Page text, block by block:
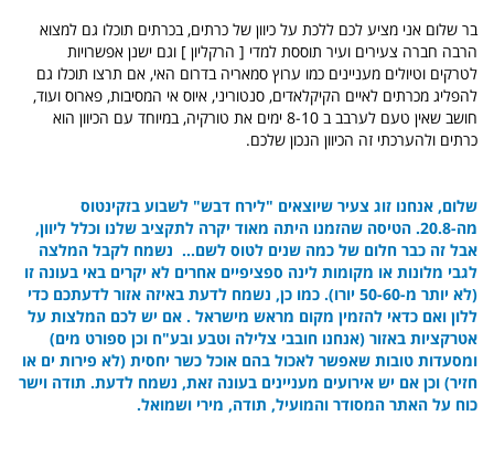
בר שלום אני מציע לכם ללכת על כיוון של כרתים, בכרתים תוכלו גם למצוא
הרבה חברה צעירים ועיר תוססת למדי [ הרקליון ] וגם ישנן אפשרויות
לטרקים וטיולים מעניינים כמו ערוץ סמאריה בדרום האי, אם תרצו תוכלו גם
להפליג מכרתים לאיים הקיקלאדים, סנטוריני, איוס אי המסיבות, פארוס ועוד,
חושב שאין טעם לערבב ב 8-10 ימים את טורקיה, במיוחד עם הכיוון הוא
כרתים ולהערכתי זה הכיוון הנכון שלכם.
שלום, אנחנו זוג צעיר שיוצאים "לירח דבש" לשבוע בזקינטוס
מה-20.8. הטיסה שהזמנו היתה מאוד יקרה לתקציב שלנו וכלל ליוון,
אבל זה כבר חלום של כמה שנים לטוס לשם... נשמח לקבל המלצה
לגבי מלונות או מקומות לינה ספציפיים אחרים לא יקרים באי בעונה זו
(לא יותר מ-50-60 יורו). כמו כן, נשמח לדעת באיזה אזור לדעתכם כדי
ללון ואם כדאי להזמין מקום מראש מישראל . אם יש לכם המלצות על
אטרקציות באזור (אנחנו חובבי צלילה וטבע ובע"ח וכן ספורט מים)
ומסעדות טובות שאפשר לאכול בהם אוכל כשר יחסית (לא פירות ים או
חזיר) וכן אם יש אירועים מעניינים בעונה זאת, נשמח לדעת. תודה וישר
כוח על האתר המסודר והמועיל, תודה, מירי ושמואל.